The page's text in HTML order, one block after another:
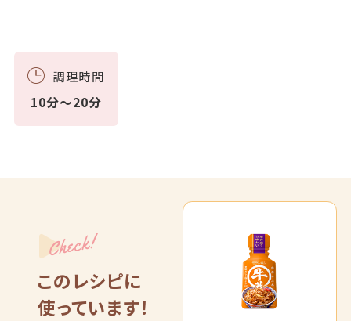
調理時間
10分～20分
Check!
このレシピに
使っています！